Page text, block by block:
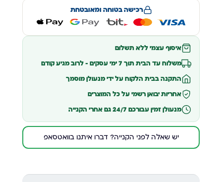
רכישה בטוחה ומאובטחת
איסוף עצמי ללא תשלום
משלוח עד הבית תוך 7 ימי עסקים – לרוב מגיע קודם
התקנה בבית הלקוח על ידי מנעולן מוסמך
אחריות יבואן רשמי על כל המוצרים
מנעולן זמין עבורכם 24/7 גם אחרי הקנייה
יש שאלה לפני הקנייה? דברו איתנו בוואטסאפ